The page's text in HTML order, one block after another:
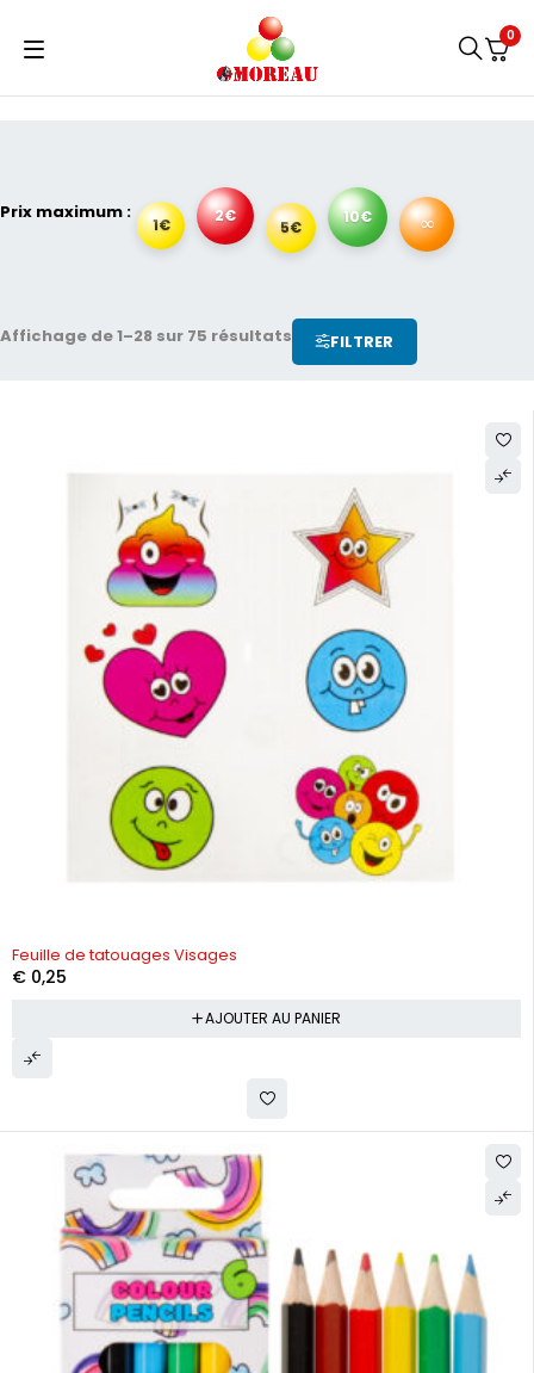
0
Prix maximum :
1€ 2€
5€
10€ ∞
FILTRER
Affichage de 1–28 sur 75 résultats
Feuille de tatouages Visages
€ 0,25
AJOUTER AU PANIER